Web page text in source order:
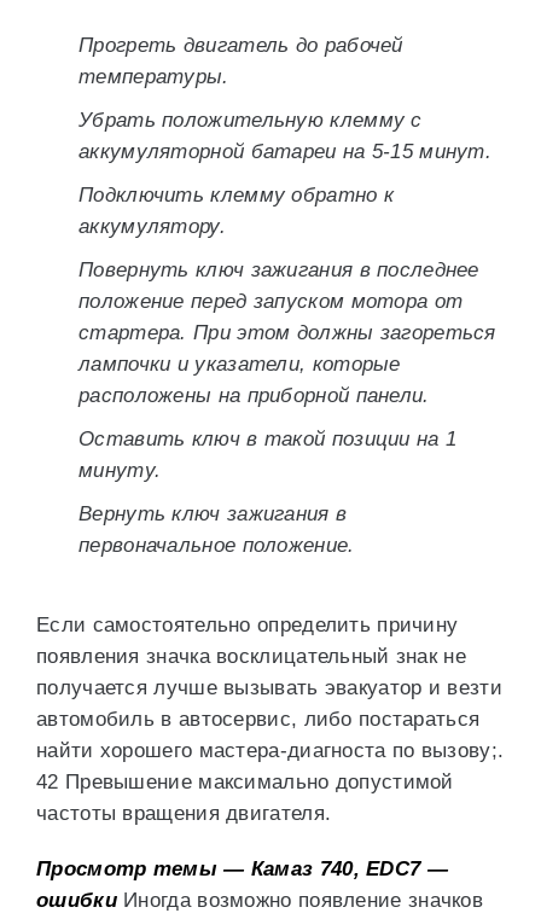
Прогреть двигатель до рабочей
температуры.
Убрать положительную клемму с
аккумуляторной батареи на 5-15 минут.
Подключить клемму обратно к
аккумулятору.
Повернуть ключ зажигания в последнее
положение перед запуском мотора от
стартера. При этом должны загореться
лампочки и указатели, которые
расположены на приборной панели.
Оставить ключ в такой позиции на 1
минуту.
Вернуть ключ зажигания в
первоначальное положение.
Если самостоятельно определить причину
появления значка восклицательный знак не
получается лучше вызывать эвакуатор и везти
автомобиль в автосервис, либо постараться
найти хорошего мастера-диагноста по вызову;.
42 Превышение максимально допустимой
частоты вращения двигателя.
Просмотр темы — Камаз 740, EDC7 —
ошибкиИногда возможно появление значков